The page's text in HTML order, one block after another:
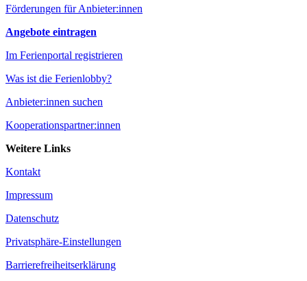
Förderungen für Anbieter:innen
Angebote eintragen
Im Ferienportal registrieren
Was ist die Ferienlobby?
Anbieter:innen suchen
Kooperationspartner:innen
Weitere Links
Kontakt
Impressum
Datenschutz
Privatsphäre-Einstellungen
Barrierefreiheitserklärung